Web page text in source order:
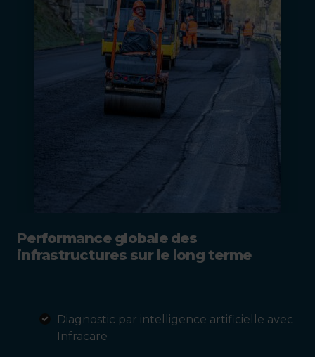
Performance globale des
infrastructures sur le long terme
Diagnostic par intelligence artificielle avec
Infracare